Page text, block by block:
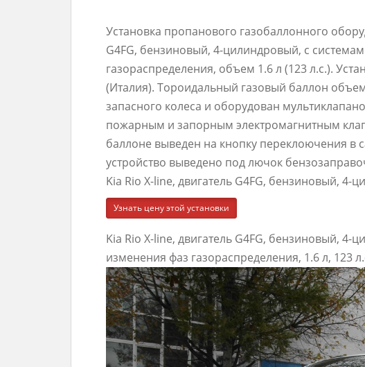
Установка пропанового газобаллонного
G4FG, бензиновый, 4-цилиндровый, c
газораспределения, объем 1.6 л (123 л.с.).
(Италия). Тороидальный газовый баллон
запасного колеса и оборудован
пожарным и запорным электромагнитным
баллоне выведен на кнопку переклоючения в
устройство выведено под лючок
Kia Rio X-line, двигатель G4FG, бензиновый, 4-
Узнать цену этой установки
Kia Rio X-line, двигатель G4FG, бензиновый, 4-
изменения фаз газораспределения, 1.6 л, 123